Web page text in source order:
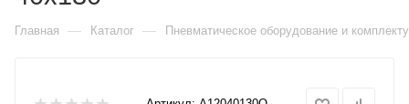
Главная — Каталог — Пневматическое оборудование и